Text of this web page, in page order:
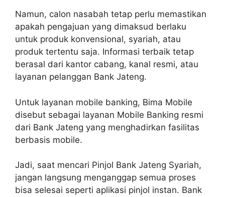
Namun, calon nasabah tetap perlu memastikan
apakah pengajuan yang dimaksud berlaku
untuk produk konvensional, syariah, atau
produk tertentu saja. Informasi terbaik tetap
berasal dari kantor cabang, kanal resmi, atau
layanan pelanggan Bank Jateng.
Untuk layanan mobile banking, Bima Mobile
disebut sebagai layanan Mobile Banking resmi
dari Bank Jateng yang menghadirkan fasilitas
berbasis mobile.
Jadi, saat mencari Pinjol Bank Jateng Syariah,
jangan langsung menganggap semua proses
bisa selesai seperti aplikasi pinjol instan. Bank